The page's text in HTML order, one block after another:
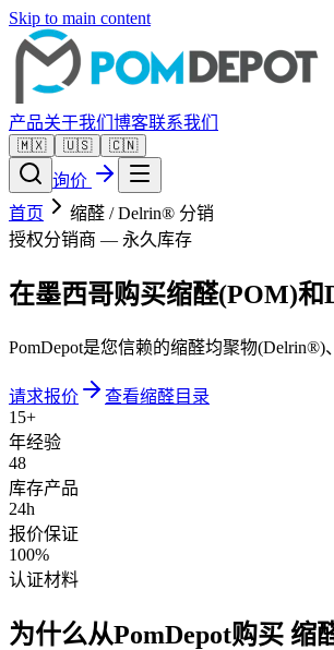
Skip to main content
产品关于我们 博客联系我们
🇲🇽 🇺🇸 🇨🇳
询价
首页
缩醛 / Delrin® 分销
授权分销商 — 永久库存
在墨西哥购买缩醛(POM)
PomDepot是您信赖的缩醛均聚物
请求报价
查看缩醛目录
15+
年经验
48
库存产品
24h
报价保证
100%
认证材料
为什么从PomDepot购买 缩